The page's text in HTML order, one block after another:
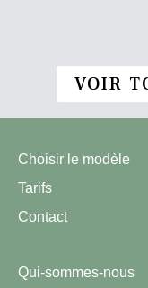
VOIR
Choisir le modèle
Tarifs
Contact
Qui-sommes-nous